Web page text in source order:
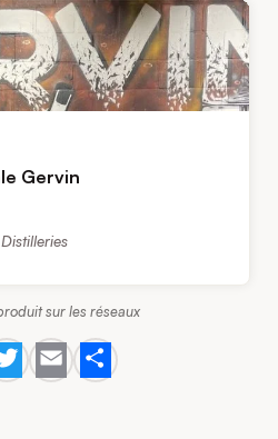
Gervin
sur les réseaux
Twitter
EmailShare